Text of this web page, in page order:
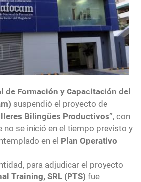
de Formación y Capacitación del
suspendió el proyecto de
Bilingües Productivos”, con
no se inició en el tiempo previsto y
en el Plan Operativo
para adjudicar el proyecto
Training, SRL (PTS) fue